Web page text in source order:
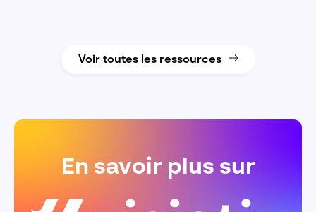
Voir toutes les ressources
En savoir plus sur